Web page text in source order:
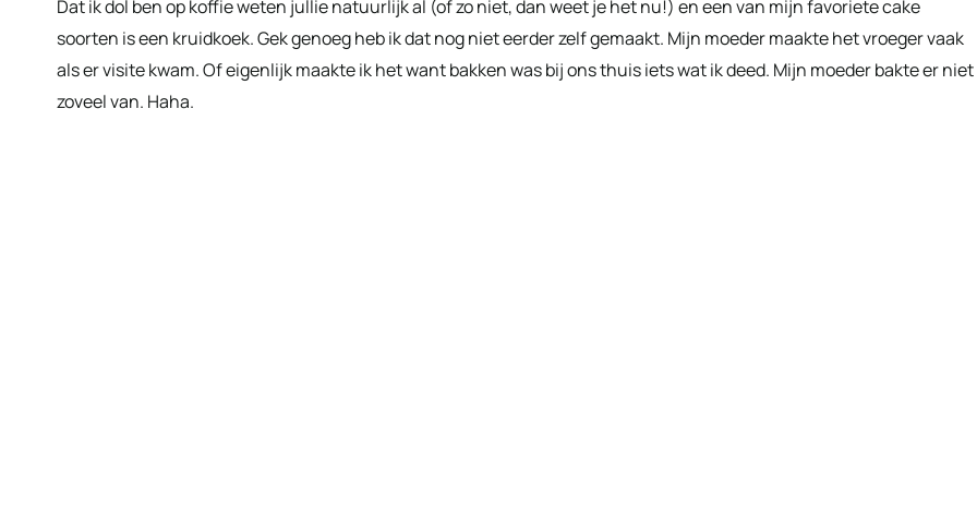
Dat ik dol ben op koffie weten jullie natuurlijk al (of zo niet, dan weet je het nu!) en een van mijn favoriete cake
soorten is een kruidkoek. Gek genoeg heb ik dat nog niet eerder zelf gemaakt. Mijn moeder maakte het vroeger vaak
als er visite kwam. Of eigenlijk maakte ik het want bakken was bij ons thuis iets wat ik deed. Mijn moeder bakte er niet
zoveel van. Haha.